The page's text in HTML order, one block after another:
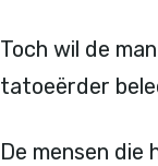
Toch wil de
tatoeërder
De mensen die